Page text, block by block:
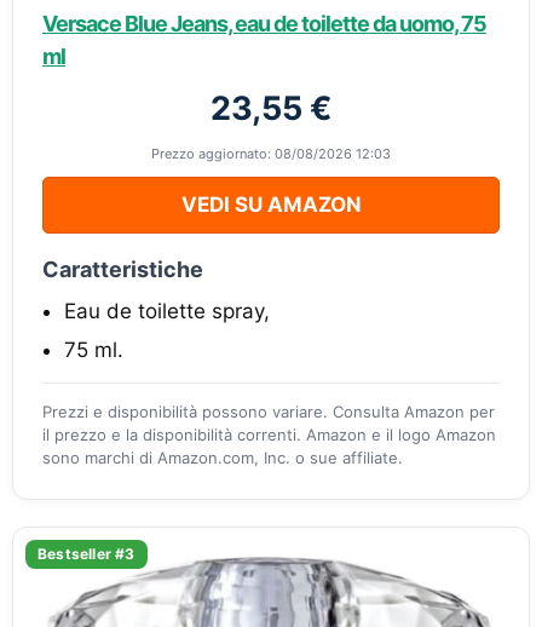
Versace Blue Jeans, eau de toilette da uomo, 75
ml
23,55 €
Prezzo aggiornato: 08/08/2026 12:03
VEDI SU AMAZON
Caratteristiche
Eau de toilette spray,
75 ml.
Prezzi e disponibilità possono variare. Consulta Amazon per
il prezzo e la disponibilità correnti. Amazon e il logo Amazon
sono marchi di Amazon.com, Inc. o sue affiliate.
Bestseller #3